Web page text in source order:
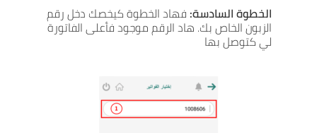
الخطوة السادسة: فهاد الخطوة كيخصك دخل رقم
الزبون الخاص بك. هاد الرقم موجود فأعلى الفاتورة
لي كتوصل بها